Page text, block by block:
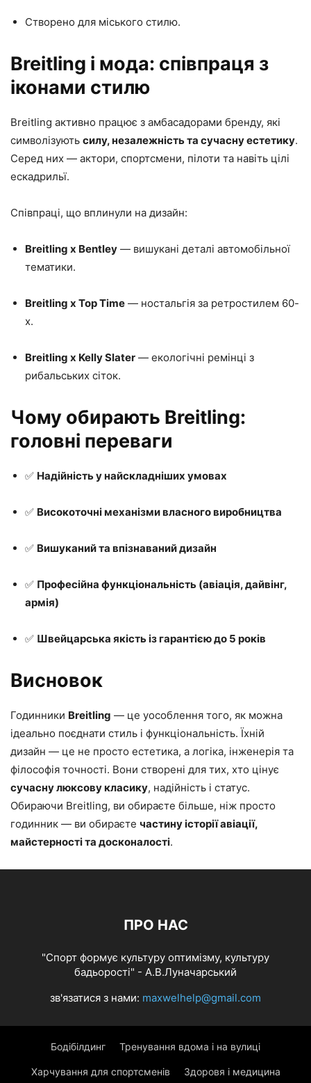
Створено для міського стилю.
Breitling і мода: співпраця з
іконами стилю
Breitling активно працює з амбасадорами бренду, які
символізують силу, незалежність та сучасну естетику.
Серед них — актори, спортсмени, пілоти та навіть цілі
ескадрильї.
Співпраці, що вплинули на дизайн:
Breitling x Bentley — вишукані деталі автомобільної
тематики.
Breitling x Top Time — ностальгія за ретростилем 60-
х.
Breitling x Kelly Slater — екологічні ремінці з
рибальських сіток.
Чому обирають Breitling:
головні переваги
✅ Надійність у найскладніших умовах
✅ Високоточні механізми власного виробництва
✅ Вишуканий та впізнаваний дизайн
✅ Професійна функціональність (авіація, дайвінг,
армія)
✅ Швейцарська якість із гарантією до 5 років
Висновок
Годинники Breitling — це уособлення того, як можна
ідеально поєднати стиль і функціональність. Їхній
дизайн — це не просто естетика, а логіка, інженерія та
філософія точності. Вони створені для тих, хто цінує
сучасну люксову класику, надійність і статус.
Обираючи Breitling, ви обираєте більше, ніж просто
годинник — ви обираєте частину історії авіації,
майстерності та досконалості.
ПРО НАС
"Спорт формує культуру оптимізму, культуру
бадьорості" - А.В.Луначарський
зв'язатися з нами: maxwelhelp@gmail.com
Бодібілдинг Тренування вдома і на вулиці
Харчування для спортсменів Здоровя і медицина